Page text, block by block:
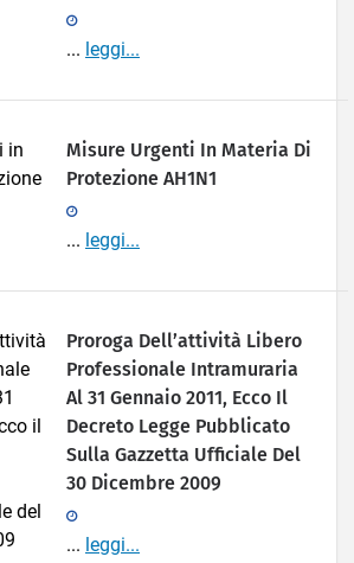
... leggi...
Misure Urgenti In Materia Di
Protezione AH1N1
... leggi...
Proroga Dell’attività Libero
Professionale Intramuraria
Al 31 Gennaio 2011, Ecco Il
Decreto Legge Pubblicato
Sulla Gazzetta Ufficiale Del
30 Dicembre 2009
... leggi...